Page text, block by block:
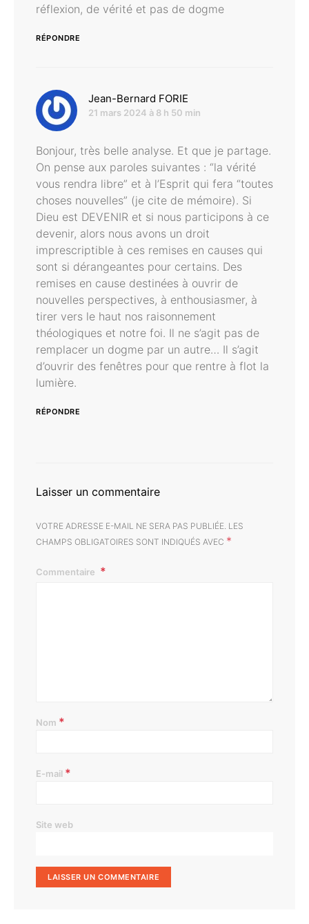
réflexion, de vérité et pas de dogme
RÉPONDRE
Jean-Bernard FORIE
21 mars 2024 à 8 h 50 min
Bonjour, très belle analyse. Et que je partage.
On pense aux paroles suivantes : “la vérité
vous rendra libre” et à l’Esprit qui fera “toutes
choses nouvelles” (je cite de mémoire). Si
Dieu est DEVENIR et si nous participons à ce
devenir, alors nous avons un droit
imprescriptible à ces remises en causes qui
sont si dérangeantes pour certains. Des
remises en cause destinées à ouvrir de
nouvelles perspectives, à enthousiasmer, à
tirer vers le haut nos raisonnement
théologiques et notre foi. Il ne s’agit pas de
remplacer un dogme par un autre… Il s’agit
d’ouvrir des fenêtres pour que rentre à flot la
lumière.
RÉPONDRE
Laisser un commentaire
VOTRE ADRESSE E-MAIL NE SERA PAS PUBLIÉE. LES
CHAMPS OBLIGATOIRES SONT INDIQUÉS AVEC *
Commentaire
Nom *
E-mail *
Site web